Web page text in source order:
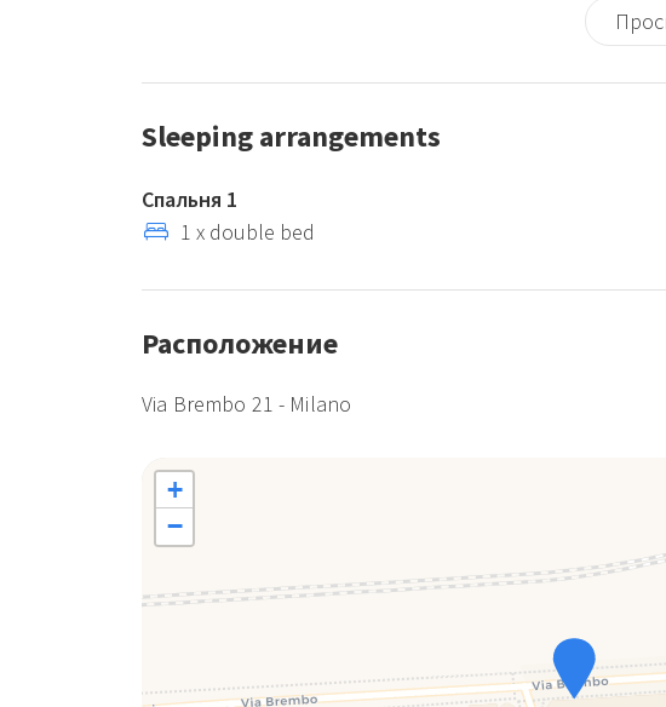
Sleeping arrangements
Спальня 1
1 x double bed
Расположение
Via Brembo 21 - Milano
+
−